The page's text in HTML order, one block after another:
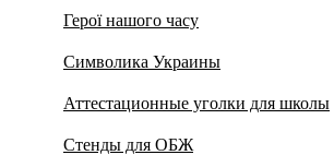
Герої нашого часу
Символика Украины
Аттестационные уголки для школы
Стенды для ОБЖ